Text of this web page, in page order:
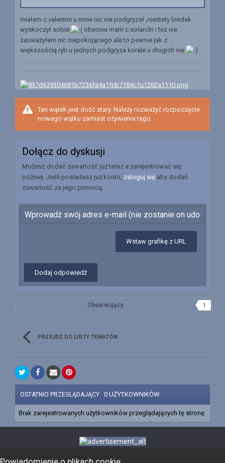
miałem c.valentini u mnie nic nie podgryzał ,niestety biedak
wyskoczył sobie
obecnie mam c.solandri i tez nie
zauważyłem nic niepokojącego ale to pewnie jak z
większością ryb u jednych podgryza korale u drugich nie
Ten wątek jest dość stary. Należy rozważyć rozpoczęcie
nowego wątku zamiast ożywienia tego.
Dołącz do dyskusji
Możesz dodać zawartość już teraz a zarejestrować się
później. Jeśli posiadasz już konto, zaloguj się aby dodać
zawartość za jego pomocą.
Wstaw grafikę z URL
Dodaj odpowiedź
Obserwujący 1
PRZEJDŹ DO LISTY TEMATÓW
OSTATNIO PRZEGLĄDAJĄCY 0 UŻYTKOWNIKÓW
Brak zarejestrowanych użytkowników przeglądających tę stronę.